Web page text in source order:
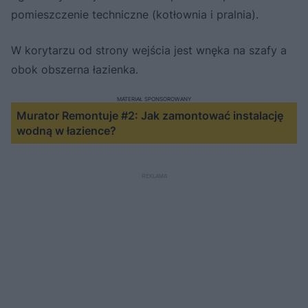
pomieszczenie techniczne (kotłownia i pralnia).
W korytarzu od strony wejścia jest wnęka na szafy a
obok obszerna łazienka.
Murator Remontuje #2: Jak zamontować instalację
wodną w łazience?
MATERIAŁ SPONSOROWANY